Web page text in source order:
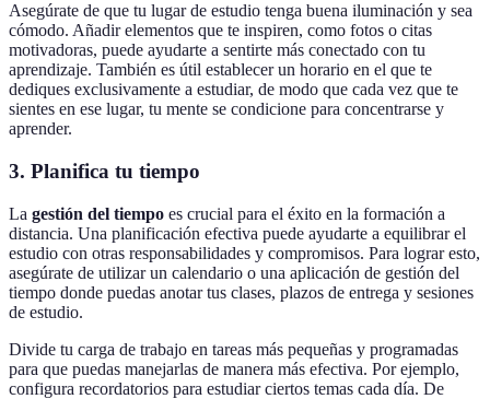
Asegúrate de que tu lugar de estudio tenga buena iluminación y sea
cómodo. Añadir elementos que te inspiren, como fotos o citas
motivadoras, puede ayudarte a sentirte más conectado con tu
aprendizaje. También es útil establecer un horario en el que te
dediques exclusivamente a estudiar, de modo que cada vez que te
sientes en ese lugar, tu mente se condicione para concentrarse y
aprender.
3. Planifica tu tiempo
La gestión del tiempo es crucial para el éxito en la formación a
distancia. Una planificación efectiva puede ayudarte a equilibrar el
estudio con otras responsabilidades y compromisos. Para lograr esto,
asegúrate de utilizar un calendario o una aplicación de gestión del
tiempo donde puedas anotar tus clases, plazos de entrega y sesiones
de estudio.
Divide tu carga de trabajo en tareas más pequeñas y programadas
para que puedas manejarlas de manera más efectiva. Por ejemplo,
configura recordatorios para estudiar ciertos temas cada día. De